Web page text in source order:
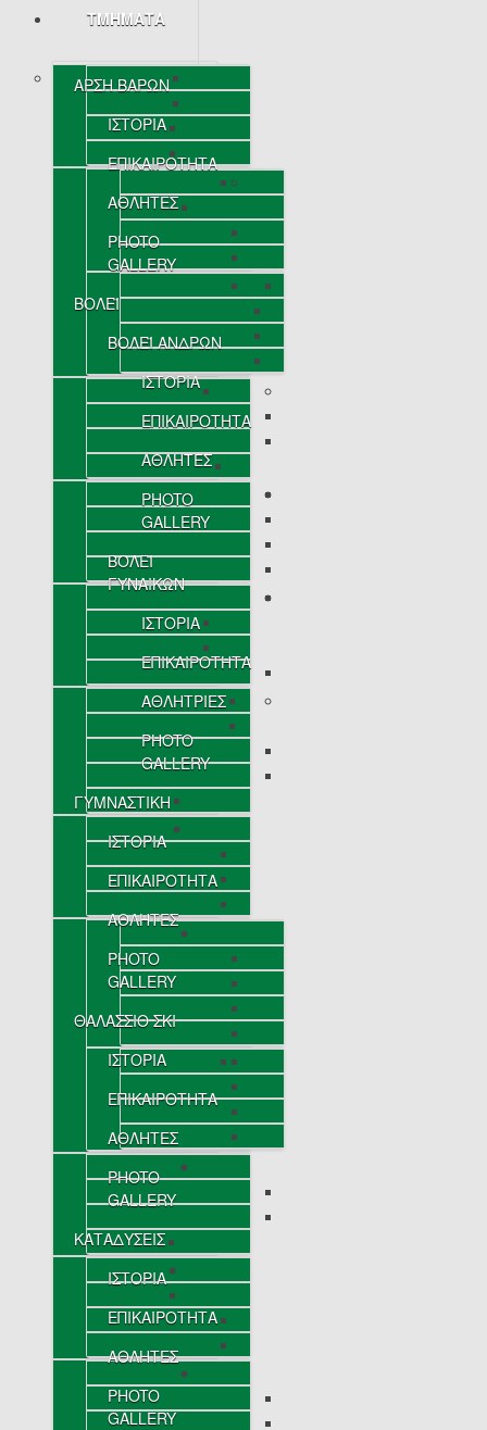
ΤΜΗΜΑΤΑ
ΑΡΣΗ ΒΑΡΩΝ
ΙΣΤΟΡΙΑ
ΕΠΙΚΑΙΡΟΤΗΤΑ
ΑΘΛΗΤΕΣ
PHOTO
GALLERY
ΒΟΛΕΪ
ΒΟΛΕΪ ΑΝΔΡΩΝ
ΙΣΤΟΡΙΑ
ΕΠΙΚΑΙΡΟΤΗΤΑ
ΑΘΛΗΤΕΣ
PHOTO
GALLERY
ΒΟΛΕΪ
ΓΥΝΑΙΚΩΝ
ΙΣΤΟΡΙΑ
ΕΠΙΚΑΙΡΟΤΗΤΑ
ΑΘΛΗΤΡΙΕΣ
PHOTO
GALLERY
ΓΥΜΝΑΣΤΙΚΗ
ΙΣΤΟΡΙΑ
ΕΠΙΚΑΙΡΟΤΗΤΑ
ΑΘΛΗΤΕΣ
PHOTO
GALLERY
ΘΑΛΑΣΣΙΟ ΣΚΙ
ΙΣΤΟΡΙΑ
ΕΠΙΚΑΙΡΟΤΗΤΑ
ΑΘΛΗΤΕΣ
PHOTO
GALLERY
ΚΑΤΑΔΥΣΕΙΣ
ΙΣΤΟΡΙΑ
ΕΠΙΚΑΙΡΟΤΗΤΑ
ΑΘΛΗΤΕΣ
PHOTO
GALLERY